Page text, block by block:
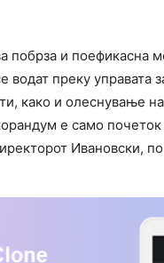
побрза и поефикасна
водат преку управата
како и олеснување
е само
Ивановски,